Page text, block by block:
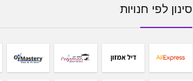
סינון לפי חנויות